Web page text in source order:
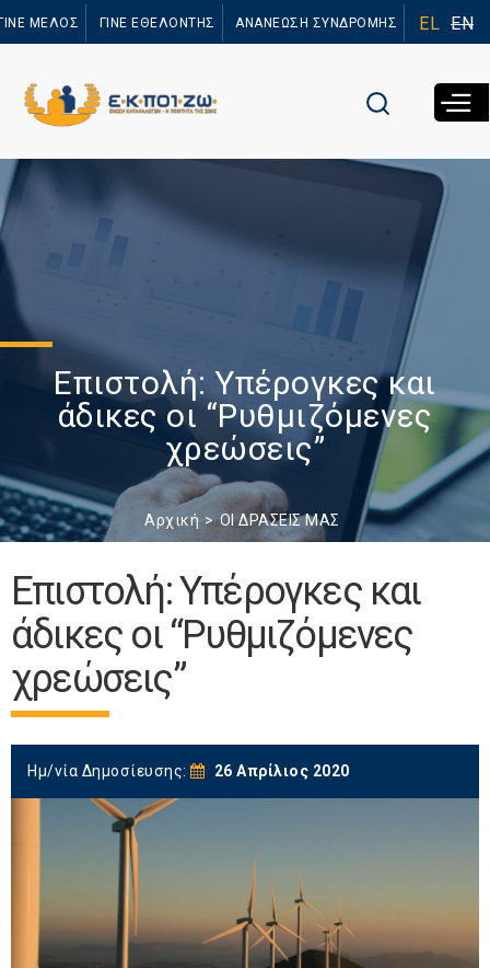
προς το
ΜΕΛΟΣ ΓΙΝΕ ΕΘΕΛΟΝΤΗΣ ΑΝΑΝΕΩΣΗ ΣΥΝΔΡΟΜΗΣ EL EN
Επιστολή: Υπέρογκες και
άδικες οι “Ρυθμιζόμενες
χρεώσεις”
Αρχική ΟΙ ΔΡΑΣΕΙΣ ΜΑΣ
Επιστολή: Υπέρογκες και
άδικες οι “Ρυθμιζόμενες
χρεώσεις”
Ημ/νία Δημοσίευσης: 26 Απρίλιος 2020